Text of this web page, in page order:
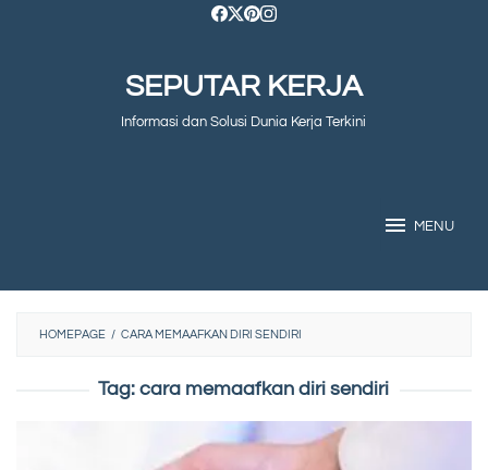
SEPUTAR KERJA
Informasi dan Solusi Dunia Kerja Terkini
MENU
HOMEPAGE / CARA MEMAAFKAN DIRI SENDIRI
Tag:cara memaafkan diri sendiri